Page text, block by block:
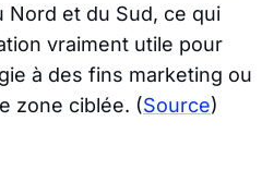
Nord et du Sud, ce qui
vraiment utile pour
à des fins marketing ou
zone ciblée. (Source)